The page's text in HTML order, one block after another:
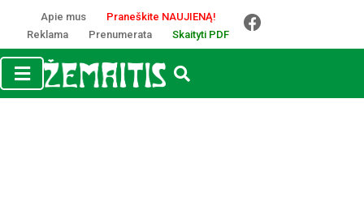
Apie mus
Praneškite NAUJIENĄ!
Reklama
Prenumerata Skaityti PDF